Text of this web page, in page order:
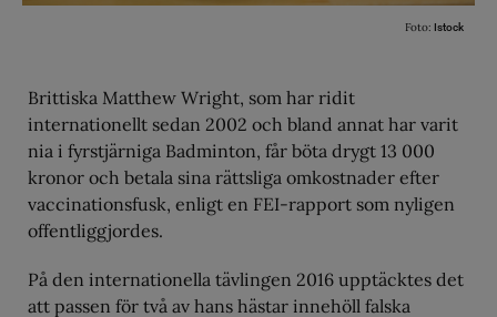
Foto: Istock
Brittiska Matthew Wright, som har ridit
internationellt sedan 2002 och bland annat har varit
nia i fyrstjärniga Badminton, får böta drygt 13 000
kronor och betala sina rättsliga omkostnader efter
vaccinationsfusk, enligt en FEI-rapport som nyligen
offentliggjordes.
På den internationella tävlingen 2016 upptäcktes det
att passen för två av hans hästar innehöll falska